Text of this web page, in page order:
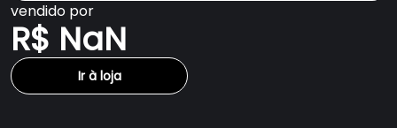
vendido por
R$ NaN
Ir à loja